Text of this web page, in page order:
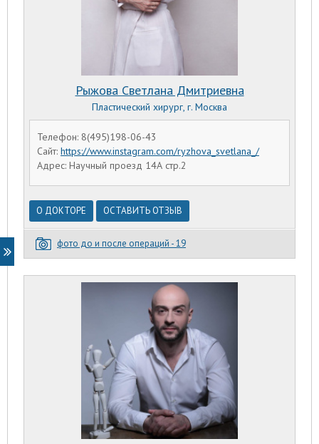
Телефон: 8(495)198-06-43
Сайт: https://www.instagram.com/ryzhova_svetlana_/
Адрес: Научный проезд 14А стр.2
Рыжова Светлана Дмитриевна
Пластический хирург, г. Москва
О ДОКТОРЕ ОСТАВИТЬ ОТЗЫВ
фото до и после операций - 19